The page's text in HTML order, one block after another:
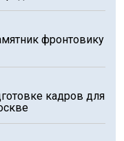
фронтовику
кадров для